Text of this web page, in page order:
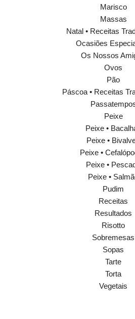
Marisco
Massas
Natal • Receitas
Ocasiões
Os Nossos
Ovos
Pão
Páscoa • Receitas
Peixe
Peixe •
Peixe •
Peixe •
Peixe •
Peixe •
Pudim
Receitas
Resultados
Risotto
Sobremesas
Sopas
Tarte
Torta
Vegetais